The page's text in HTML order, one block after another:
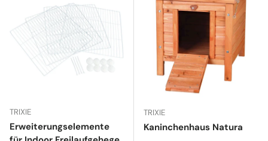
TRIXIE
Erweiterungselemente
TRIXIE
Kaninchenhaus Natura